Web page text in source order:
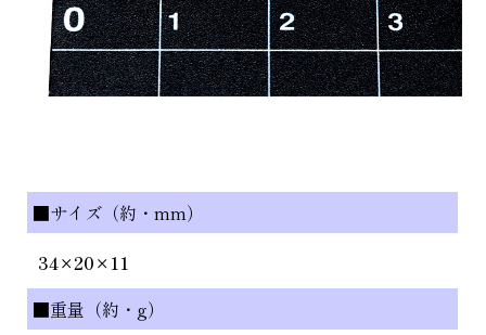
■サイズ（約・mm）
34×20×11
■重量（約・g）